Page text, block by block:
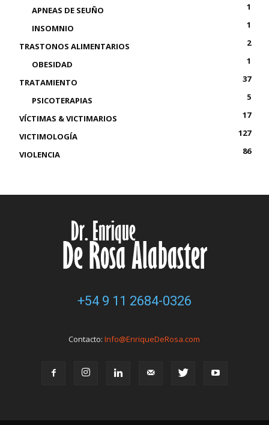
APNEAS DE SEUÑO
1
INSOMNIO
1
TRASTONOS ALIMENTARIOS
2
OBESIDAD
1
TRATAMIENTO
37
PSICOTERAPIAS
5
VÍCTIMAS & VICTIMARIOS
17
VICTIMOLOGÍA
127
VIOLENCIA
86
+54 9 11 2684-0326
Contacto:Info@EnriqueDeRosa.com